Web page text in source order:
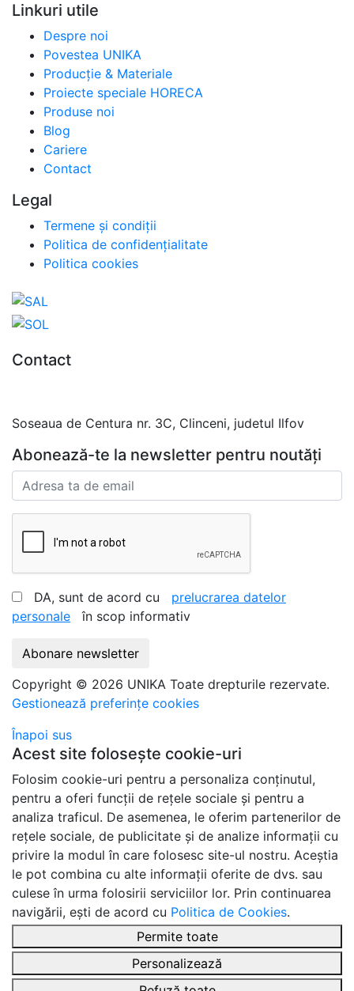
Linkuri utile
Despre noi
Povestea UNIKA
Producție & Materiale
Proiecte speciale HORECA
Produse noi
Blog
Cariere
Contact
Legal
Termene și condiții
Politica de confidențialitate
Politica cookies
Contact
Soseaua de Centura nr. 3C, Clinceni, judetul Ilfov
Abonează-te la newsletter pentru noutăți
DA, sunt de acord cu
prelucrarea datelor
personale în scop informativ
Abonare newsletter
Copyright © 2026 UNIKA Toate drepturile rezervate.
Gestionează preferințe cookies
Înapoi sus
Acest site folosește cookie-uri
Folosim cookie-uri pentru a personaliza conținutul,
pentru a oferi funcții de rețele sociale și pentru a
analiza traficul. De asemenea, le oferim partenerilor de
rețele sociale, de publicitate și de analize informații cu
privire la modul în care folosesc site-ul nostru. Aceștia
le pot combina cu alte informații oferite de dvs. sau
culese în urma folosirii serviciilor lor. Prin continuarea
navigării, ești de acord cu Politica de Cookies.
Permite toate
Personalizează